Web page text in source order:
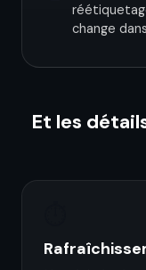
change
Et les